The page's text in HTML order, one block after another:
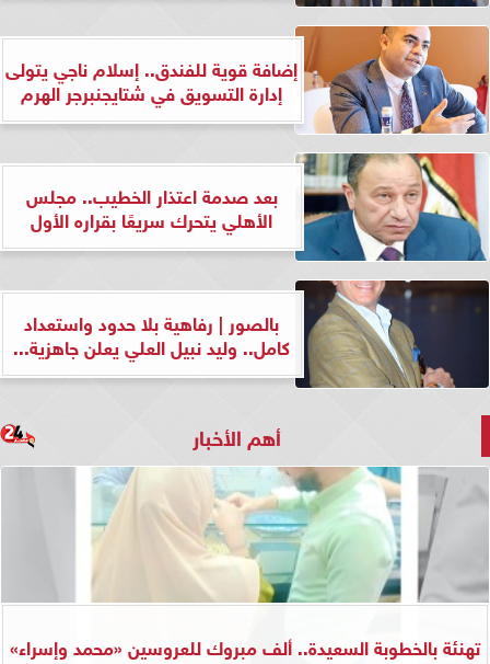
إضافة قوية للفندق.. إسلام ناجي يتولى
إدارة التسويق في شتايجنبرجر الهرم
بعد صدمة اعتذار الخطيب.. مجلس
الأهلي يتحرك سريعًا بقراره الأول
بالصور | رفاهية بلا حدود واستعداد
كامل.. وليد نبيل العلي يعلن جاهزية...
أهم الأخبار
تهنئة بالخطوبة السعيدة.. ألف مبروك للعروسين «محمد وإسراء»